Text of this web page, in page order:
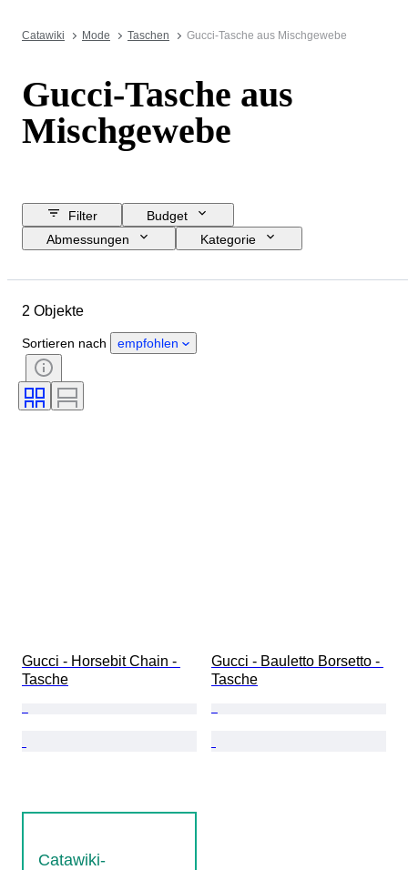
Catawiki Mode Taschen Gucci-Tasche aus Mischgewebe
Gucci-Tasche aus
Mischgewebe
Filter
Budget
Abmessungen
Kategorie
Material
Epoche
Accessoires enthalten
2 Objekte
Sortieren nach empfohlen
Gucci - Horsebit Chain -
Tasche
Gucci - Bauletto Borsetto -
Tasche
Catawiki-